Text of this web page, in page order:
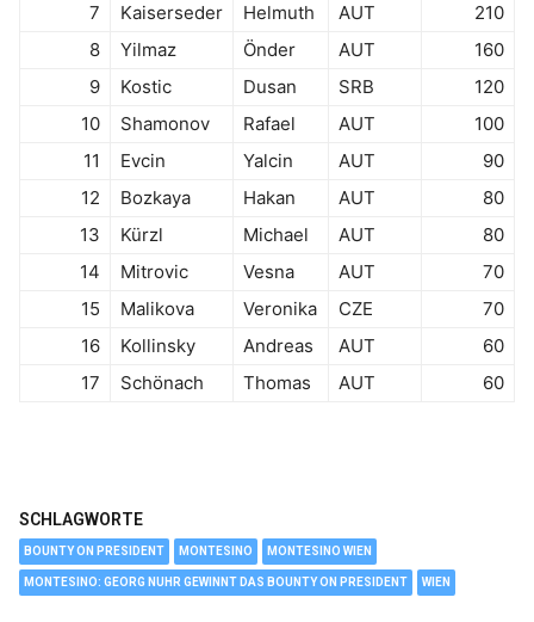
7
Kaiserseder Helmuth AUT
210
8
Yilmaz Önder AUT
160
9
Kostic Dusan SRB
120
10
Shamonov Rafael AUT
100
11
Evcin Yalcin AUT
90
12
Bozkaya Hakan AUT
80
13
Kürzl Michael AUT
80
14
Mitrovic Vesna AUT
70
15
Malikova Veronika CZE
70
16
Kollinsky Andreas AUT
60
17
Schönach Thomas AUT 60
SCHLAGWORTE
BOUNTY ON PRESIDENT MONTESINO MONTESINO WIEN
MONTESINO: GEORG NUHR GEWINNT DAS BOUNTY ON PRESIDENT WIEN